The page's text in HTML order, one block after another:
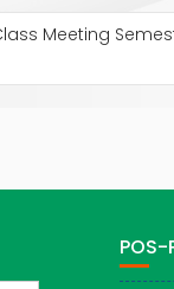
Meeting
POS-